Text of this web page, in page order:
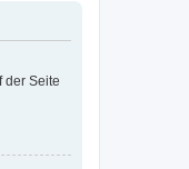
der Seite